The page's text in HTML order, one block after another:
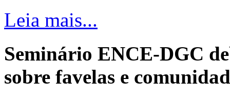
Leia mais...
Seminário ENCE-DGC
sobre favelas e